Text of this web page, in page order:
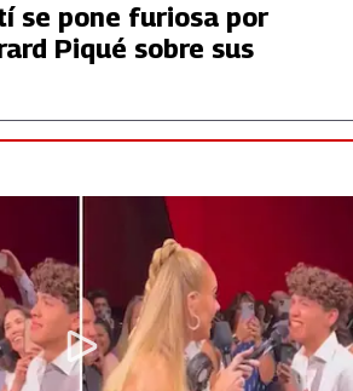
se pone furiosa por
Piqué sobre sus